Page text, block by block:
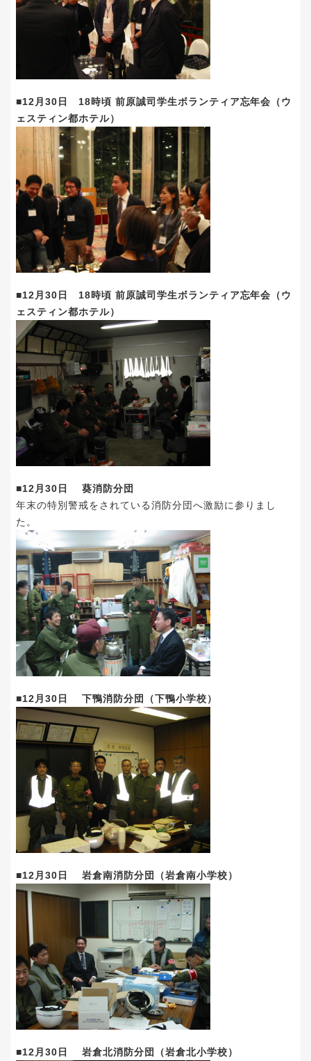
■12月30日 18時頃 前原誠司学生ボランティア忘年会（ウ
ェスティン都ホテル）
■12月30日 18時頃 前原誠司学生ボランティア忘年会（ウ
ェスティン都ホテル）
■12月30日 葵消防分団
年末の特別警戒をされている消防分団へ激励に参りまし
た。
■12月30日 下鴨消防分団（下鴨小学校）
■12月30日 岩倉南消防分団（岩倉南小学校）
■12月30日 岩倉北消防分団（岩倉北小学校）